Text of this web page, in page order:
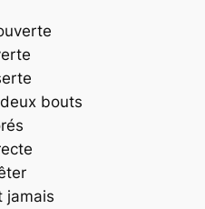
bouts
jamais